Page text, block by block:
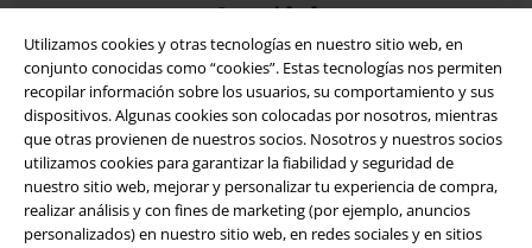
Utilizamos cookies y otras tecnologías en nuestro sitio web, en
conjunto conocidas como “cookies”. Estas tecnologías nos permiten
recopilar información sobre los usuarios, su comportamiento y sus
dispositivos. Algunas cookies son colocadas por nosotros, mientras
que otras provienen de nuestros socios. Nosotros y nuestros socios
utilizamos cookies para garantizar la fiabilidad y seguridad de
nuestro sitio web, mejorar y personalizar tu experiencia de compra,
realizar análisis y con fines de marketing (por ejemplo, anuncios
personalizados) en nuestro sitio web, en redes sociales y en sitios
Seguridad